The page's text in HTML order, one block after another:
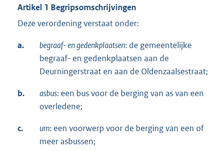
Artikel 1 Begripsomschrijvingen
Deze verordening verstaat onder:
a. begraaf- en gedenkplaatsen: de gemeentelijke
begraaf- en gedenkplaatsen aan de
Deurningerstraat en aan de Oldenzaalsestraat;
b. asbus: een bus voor de berging van as van een
overledene;
c. urn: een voorwerp voor de berging van een of
meer asbussen;